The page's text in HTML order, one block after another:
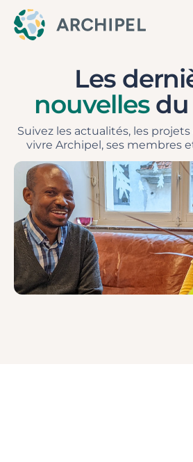
Les
nouvellesdu
Suivez les actualités, les
vivre Archipel, ses membres